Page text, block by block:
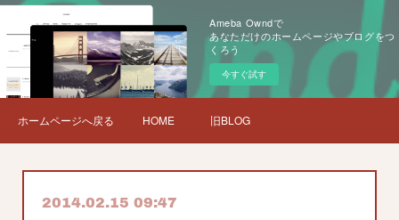
Ameba Owndで
あなただけのホームページやブログをつ
くろう
今すぐ試す
ホームページへ戻る HOME 旧BLOG
2014.02.15 09:47